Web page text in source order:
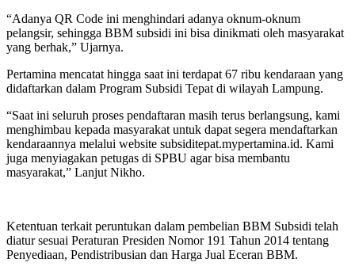
“Adanya QR Code ini menghindari adanya oknum-oknum
pelangsir, sehingga BBM subsidi ini bisa dinikmati oleh masyarakat
yang berhak,” Ujarnya.
Pertamina mencatat hingga saat ini terdapat 67 ribu kendaraan yang
didaftarkan dalam Program Subsidi Tepat di wilayah Lampung.
“Saat ini seluruh proses pendaftaran masih terus berlangsung, kami
menghimbau kepada masyarakat untuk dapat segera mendaftarkan
kendaraannya melalui website subsiditepat.mypertamina.id. Kami
juga menyiagakan petugas di SPBU agar bisa membantu
masyarakat,” Lanjut Nikho.
Ketentuan terkait peruntukan dalam pembelian BBM Subsidi telah
diatur sesuai Peraturan Presiden Nomor 191 Tahun 2014 tentang
Penyediaan, Pendistribusian dan Harga Jual Eceran BBM.